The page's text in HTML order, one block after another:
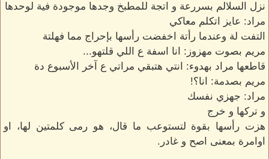
نزل السلالم بسررعة و اتجة للمطبخ وجدها موجودة فية لوحدها
مراد: عايز اتكلم معاكي
التفت لة وعندما رأتة اخفضت رأسها بإحراج مما فهلتة
مريم بصوت مهزوز: انا اسفة ع اللي قلتهو...
قاطعها مراد بهدوء: انتي هتبقي مراتي ع آخر الأسبوع دة
مريم بصدمة: انا؟!
مراد: جهزي نفسك
و تركها و خرج
هزت رأسها بقوة لتستوعب ما قال، هو رمى كلمتين لها، او
اوامرة بمعنى اصح و غادر.